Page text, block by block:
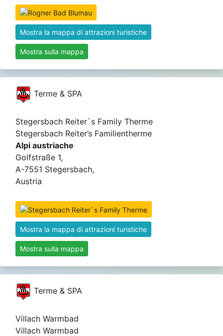
Mostra la mappa di attrazioni turistiche
Mostra sulla mappa
Terme & SPA
Stegersbach Reiter`s Family Therme
Stegersbach Reiter’s Familientherme
Alpi austriache
Golfstraße 1,
A-7551 Stegersbach,
Austria
Mostra la mappa di attrazioni turistiche
Mostra sulla mappa
Terme & SPA
Villach Warmbad
Villach Warmbad